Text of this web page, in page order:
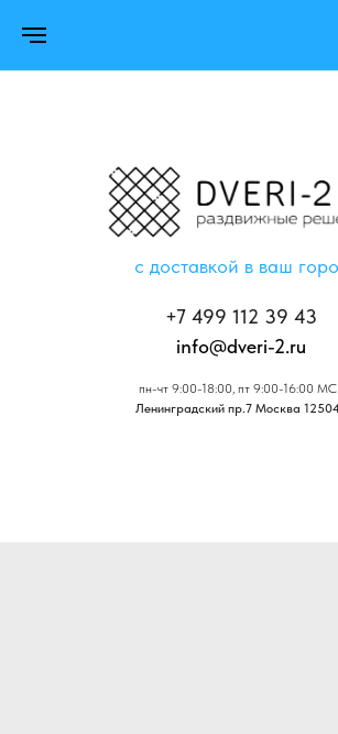
с доставкой в ваш
+7 499 112 39 43
info@dveri-2.ru
пн-чт 9:00-18:00, пт 9:00-16:00
Ленинградский пр.7 Москва